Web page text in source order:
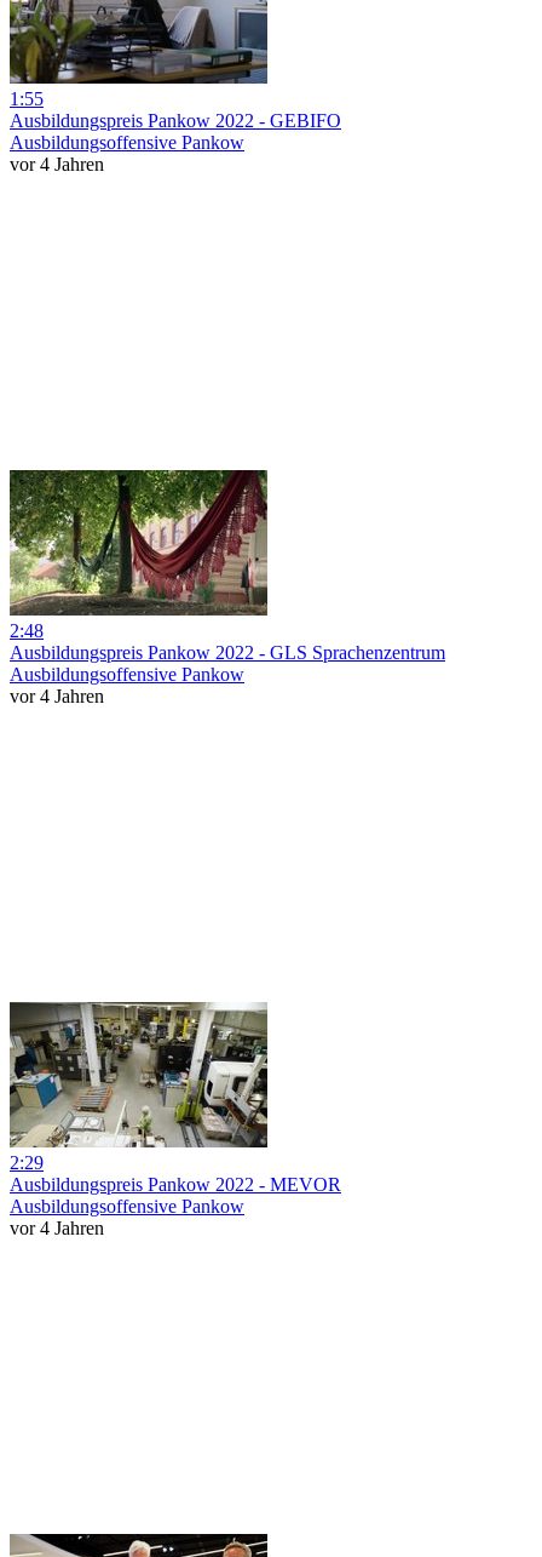
1:55
Ausbildungspreis Pankow 2022 - GEBIFO
Ausbildungsoffensive Pankow
vor 4 Jahren
2:48
Ausbildungspreis Pankow 2022 - GLS Sprachenzentrum
Ausbildungsoffensive Pankow
vor 4 Jahren
2:29
Ausbildungspreis Pankow 2022 - MEVOR
Ausbildungsoffensive Pankow
vor 4 Jahren